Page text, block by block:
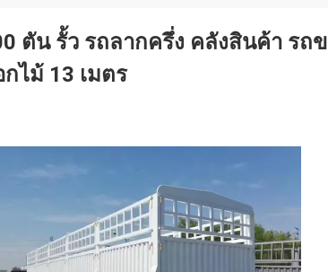
ตัน รั้ว รถลากครึ่ง คลังสินค้า ร
ไม้ 13 เมตร